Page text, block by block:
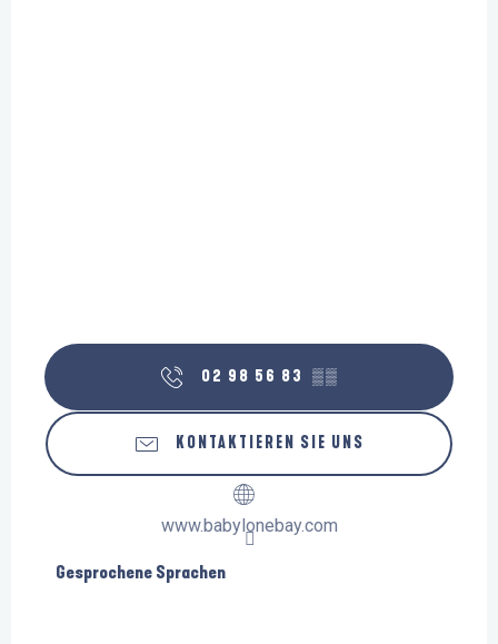
02 98 56 83 ▒▒
KONTAKTIEREN SIE UNS
www.babylonebay.com
Gesprochene Sprachen
Gesprochene Sprachen